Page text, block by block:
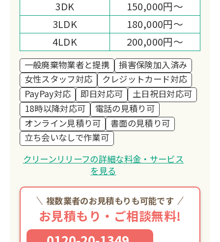
3DK
150,000円～
3LDK
180,000円～
4LDK
200,000円～
一般廃棄物業者と提携
損害保険加入済み
女性スタッフ対応
クレジットカード対応
PayPay対応
即日対応可
土日祝日対応可
18時以降対応可
電話の見積り可
オンライン見積り可
書面の見積り可
立ち会いなしで作業可
クリーンリリーフの詳細な料金・サービス
を見る
複数業者のお見積もりも可能です
お見積もり・ご相談無料!